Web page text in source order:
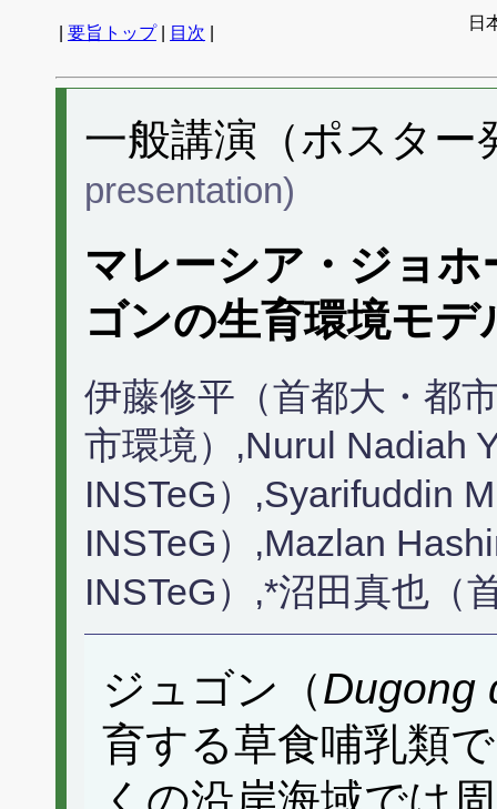
要旨トップ| 目次
日
一般講演（ポスタ
presentation)
マレーシア・ジョ
ゴンの生育環境モデ
伊藤修平（首都大・都
市環境）,Nurul Nadiah
INSTeG）,Syarifuddin
INSTeG）,Mazlan
INSTeG）,*沼田真也（
ジュゴン（Dugong
育する草食哺乳類